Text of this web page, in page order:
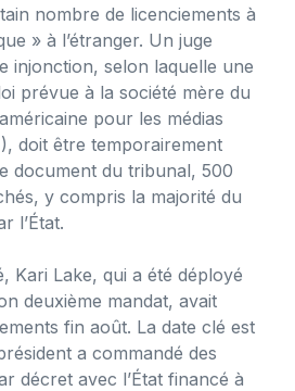
nombre de licenciements à
» à l’étranger. Un juge
injonction, selon laquelle une
prévue à la société mère du
pour les médias
doit être temporairement
document du tribunal, 500
y compris la majorité du
l’État.
Kari Lake, qui a été déployé
deuxième mandat, avait
fin août. La date clé est
a commandé des
décret avec l’État financé à